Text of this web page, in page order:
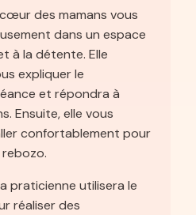
des mamans vous
dans un espace
à la détente. Elle
expliquer le
et répondra à
Ensuite, elle vous
confortablement pour
praticienne utilisera le
réaliser des